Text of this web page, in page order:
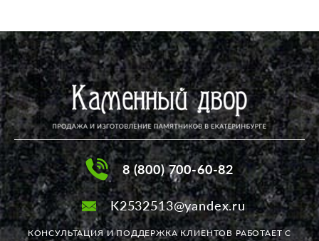
8 (800) 700-60-82
K2532513@yandex.ru
КОНСУЛЬТАЦИЯ И ПОДДЕРЖКА КЛИЕНТОВ РАБОТАЕТС